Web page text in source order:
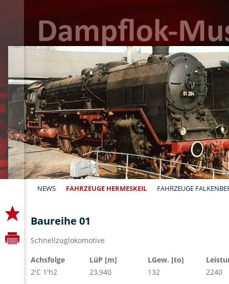
NEWS FAHRZEUGE HERMESKEIL FAHRZEUGE
Baureihe 01
Schnellzuglokomotive
Achsfolge
LüP [m] LGew. [to]
2'C 1'h2
23,940 132
2240